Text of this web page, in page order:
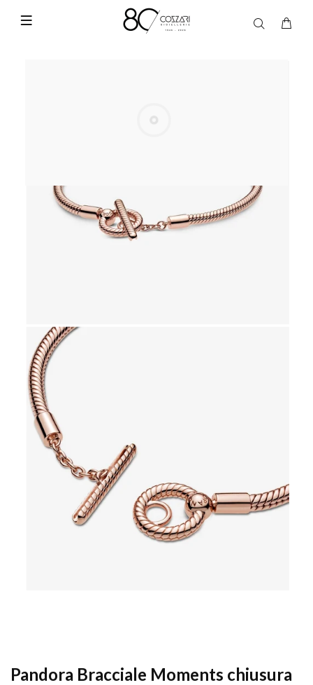
Pandora Bracciale Moments chiusura